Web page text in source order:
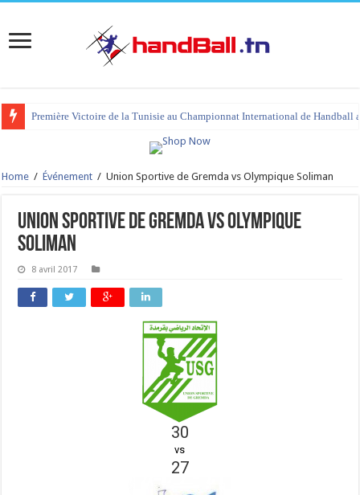
Première Victoire de la Tunisie au Championnat International de Handball
Home / Événement / Union Sportive de Gremda vs Olympique Soliman
Union Sportive de Gremda vs Olympique
Soliman
8 avril 2017
30
vs
27